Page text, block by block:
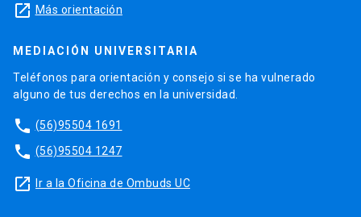
launch Más orientación
MEDIACIÓN UNIVERSITARIA
Teléfonos para orientación y consejo si se ha vulnerado
alguno de tus derechos en la universidad.
phone (56)95504 1691
phone (56)95504 1247
launch Ir a la Oficina de Ombuds UC